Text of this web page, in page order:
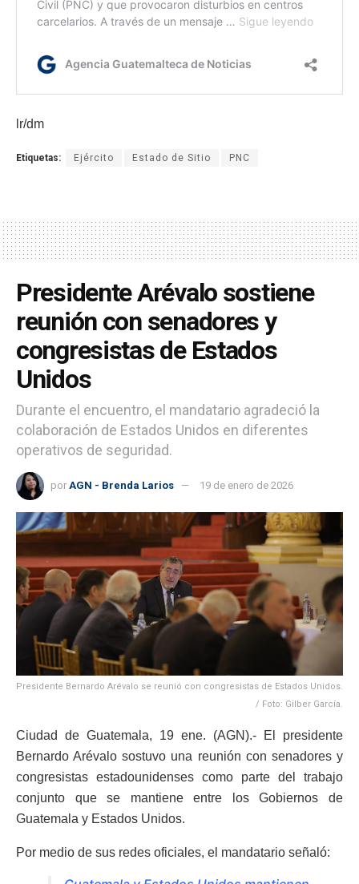
lr/dm
Etiquetas: Ejército Estado de Sitio PNC
Presidente Arévalo sostiene
reunión con senadores y
congresistas de Estados
Unidos
Durante el encuentro, el mandatario agradeció la
colaboración de Estados Unidos en diferentes
operativos de seguridad.
por AGN - Brenda Larios 19 de enero de 2026
Presidente Bernardo Arévalo se reunió con congresistas de Estados Unidos.
/ Foto: Gilber García.
Ciudad de Guatemala, 19 ene. (AGN).- El presidente
Bernardo Arévalo sostuvo una reunión con senadores y
congresistas estadounidenses como parte del trabajo
conjunto que se mantiene entre los Gobiernos de
Guatemala y Estados Unidos.
Por medio de sus redes oficiales, el mandatario señaló: